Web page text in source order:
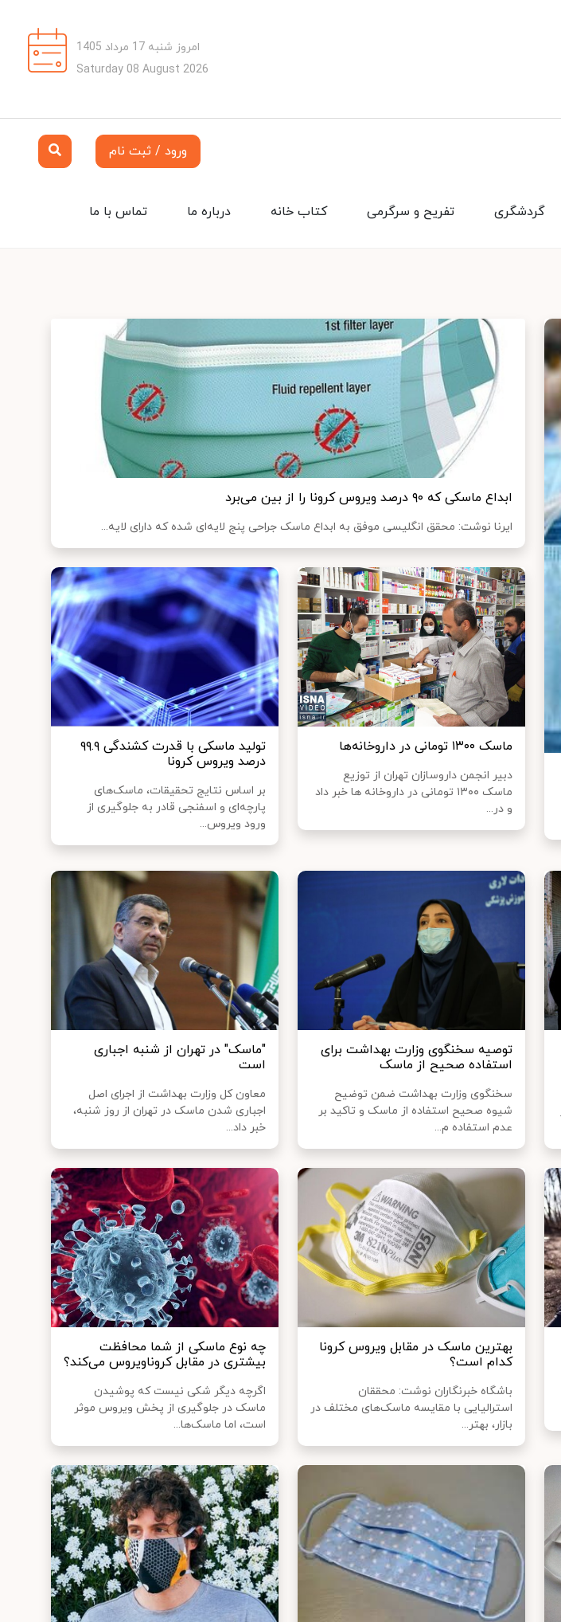
امروز شنبه 17 مرداد 1405
Saturday 08 August 2026
ورود / ثبت نام
تماس با ما درباره ما کتاب خانه تفریح و سرگرمی گردشگری
ابداع ماسکی که ۹۰ درصد ویروس کرونا را از بین می‌برد
ایرنا نوشت: محقق انگلیسی موفق به ابداع ماسک جراحی پنج لایه‌ای شده که دارای لایه‌...
ماسک ۱۳۰۰ تومانی در داروخانه‌ها
دبیر انجمن داروسازان تهران از توزیع
ماسک ۱۳۰۰ تومانی در داروخانه ها خبر داد
و در...
تولید ماسکی با قدرت کشندگی ۹۹.۹
درصد ویروس کرونا
بر اساس نتایج تحقیقات، ماسک‌های
پارچه‌ای و اسفنجی قادر به جلوگیری از
ورود ویروس...
توصیه سخنگوی وزارت بهداشت برای
استفاده صحیح از ماسک
سخنگوی وزارت بهداشت ضمن توضیح
شیوه صحیح استفاده از ماسک و تاکید بر
عدم استفاده م...
"ماسک" در تهران از شنبه اجباری
است
معاون کل وزارت بهداشت از اجرای اصل
اجباری شدن ماسک در تهران از روز شنبه،
خبر داد...
بهترین ماسک در مقابل ویروس کرونا
کدام است؟
باشگاه خبرنگاران نوشت: محققان
استرالیایی با مقایسه ماسک‌های مختلف در
بازار، بهتر...
چه نوع ماسکی از شما محافظت
بیشتری در مقابل کروناویروس می‌کند؟
اگرچه دیگر شکی نیست که پوشیدن
ماسک در جلوگیری از پخش ویروس موثر
است، اما ماسک‌ها...